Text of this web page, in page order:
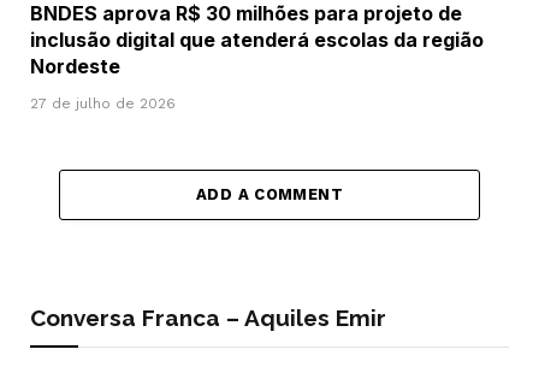
BNDES aprova R$ 30 milhões para projeto de
inclusão digital que atenderá escolas da região
Nordeste
27 de julho de 2026
ADD A COMMENT
Conversa Franca – Aquiles Emir